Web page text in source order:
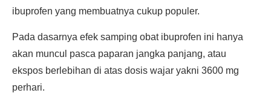
ibuprofen yang membuatnya cukup populer.
Pada dasarnya efek samping obat ibuprofen ini hanya
akan muncul pasca paparan jangka panjang, atau
ekspos berlebihan di atas dosis wajar yakni 3600 mg
perhari.